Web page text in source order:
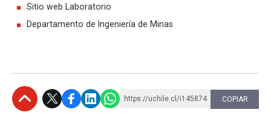
Sitio web Laboratorio
Departamento de Ingeniería de Minas
https://uchile.cl/i145874 COPIAR